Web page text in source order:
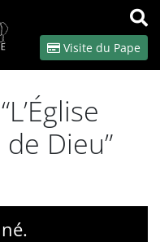
OK
Visite du Pape
Dieu”